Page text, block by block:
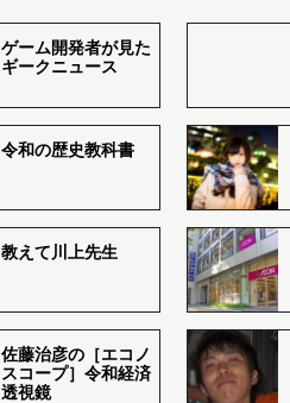
ゲーム開発者が見た
ギークニュース
令和の歴史教科書
教えて川上先生
佐藤治彦の［エコノ
スコープ］令和経済
透視鏡